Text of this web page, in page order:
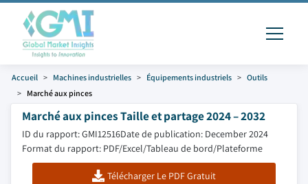
Accueil Machines industrielles Équipements industriels
Outils
Marché aux pinces
Marché aux pinces Taille et partage 2024 – 2032
ID du rapport: GMI12516Date de publication: December 2024
Format du rapport: PDF/Excel/Tableau de bord/Plateforme
Télécharger Le PDF Gratuit